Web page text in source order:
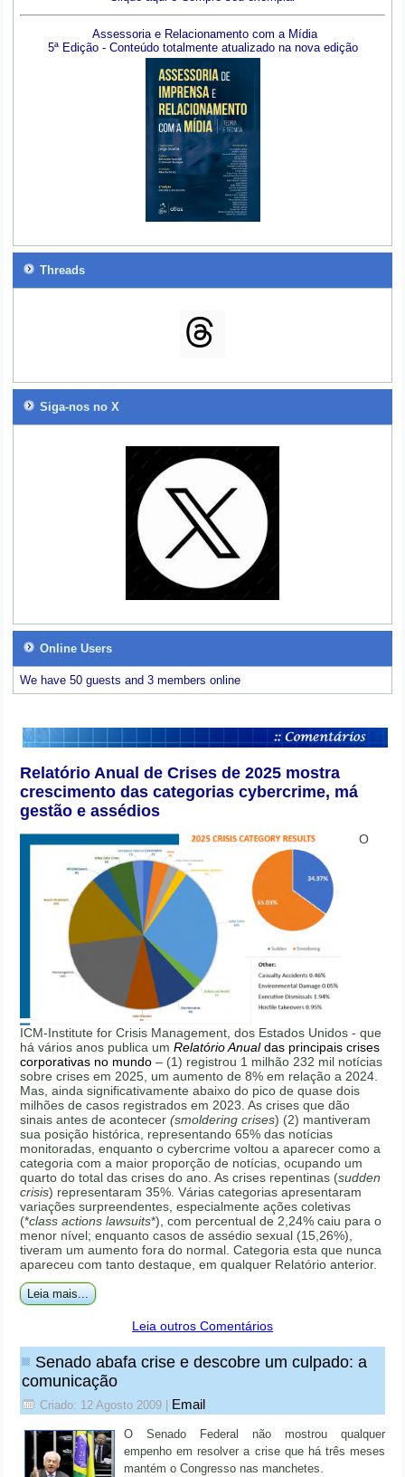
Assessoria e Relacionamento com a Mídia
5ª Edição - Conteúdo totalmente atualizado na nova edição
Threads
Siga-nos no X
Online Users
We have 50 guests and 3 members online
Relatório Anual de Crises de 2025 mostra
crescimento das categorias cybercrime, má
gestão e assédios
O
ICM-Institute for Crisis Management, dos Estados Unidos - que
há vários anos publica umRelatório Anualdas principais crises
corporativas no mundo – (1) registrou 1 milhão 232 mil notícias
sobre crises em 2025, um aumento de 8% em relação a 2024.
Mas, ainda significativamente abaixo do pico de quase dois
milhões de casos registrados em 2023. As crises que dão
sinais antes de acontecer(smoldering crises) (2) mantiveram
sua posição histórica, representando 65% das notícias
monitoradas, enquanto o cybercrime voltou a aparecer como a
categoria com a maior proporção de notícias, ocupando um
quarto do total das crises do ano. As crises repentinas (sudden
crisis) representaram 35%. Várias categorias apresentaram
variações surpreendentes, especialmente ações coletivas
(*class actions lawsuits*), com percentual de 2,24% caiu para o
menor nível; enquanto casos de assédio sexual (15,26%),
tiveram um aumento fora do normal. Categoria esta que nunca
apareceu com tanto destaque, em qualquer Relatório anterior.
Leia mais...
Leia outros Comentários
Senado abafa crise e descobre um culpado: a
comunicação
Criado: 12 Agosto 2009 Email
O Senado Federal não mostrou qualquer
empenho em resolver a crise que há três meses
mantém o Congresso nas manchetes.